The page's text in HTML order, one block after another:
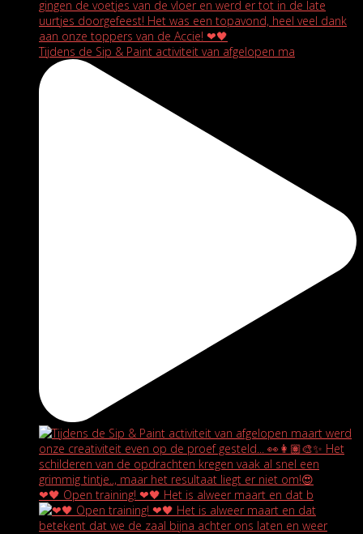
Tijdens de Sip & Paint activiteit van afgelopen ma
❤🖤 Open training! ❤🖤 Het is alweer maart en dat b